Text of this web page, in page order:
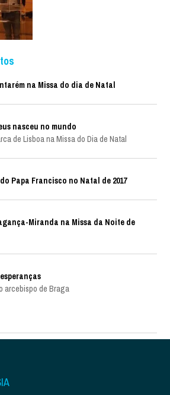
na Missa do dia de Natal
nasceu no mundo
de Lisboa na Missa do Dia de Natal
Papa Francisco no Natal de 2017
Miranda na Missa da Noite de
arcebispo de Braga